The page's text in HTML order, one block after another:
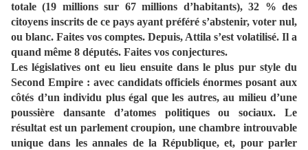
totale (19 millions sur 67 millions d’habitants), 32 % des
citoyens inscrits de ce pays ayant préféré s’abstenir, voter nul,
ou blanc. Faites vos comptes. Depuis, Attila s’est volatilisé. Il a
quand même 8 députés. Faites vos conjectures.
Les législatives ont eu lieu ensuite dans le plus pur style du
Second Empire : avec candidats officiels énormes posant aux
côtés d’un individu plus égal que les autres, au milieu d’une
poussière dansante d’atomes politiques ou sociaux. Le
résultat est un parlement croupion, une chambre introuvable
unique dans les annales de la République, et, pour parler